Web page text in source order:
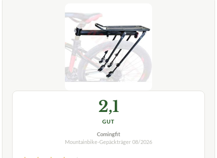
2,1
GUT
Comingfit
Mountainbike-Gepäckträger 08/2026